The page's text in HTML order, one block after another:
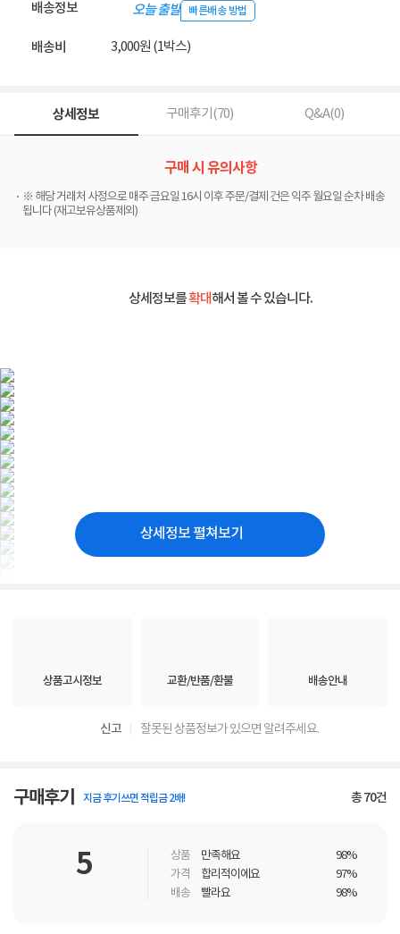
배송정보 오늘 출발 빠른배송 방법
배송비 3,000원 (1박스)
상세정보 구매후기(70) Q&A(0)
구매 시 유의사항
※ 해당 거래처 사정으로 매주 금요일 16시 이후 주문/결제 건은 익주 월요일 순차 배송
됩니다 (재고보유상품제외)
상세정보를확대해서 볼 수 있습니다.
상세정보 펼쳐보기
상품고시정보 교환/반품/환불 배송안내
신고 잘못된 상품정보가 있으면 알려주세요.
구매후기 지금 후기쓰면 적립금 2배! 총70건
5 상품 만족해요
98%
가격
합리적이에요
97%
배송
빨라요 98%